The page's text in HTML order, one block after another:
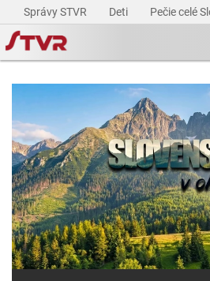
Správy STVR Deti Pečie celé